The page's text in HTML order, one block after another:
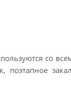
со
поэтапное